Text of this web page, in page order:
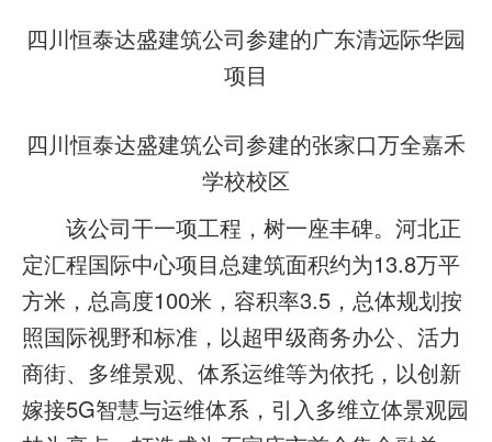
四川恒泰达盛建筑公司参建的广东清远际华园
项目
四川恒泰达盛建筑公司参建的张家口万全嘉禾
学校校区
该公司干一项工程，树一座丰碑。河北正
定汇程国际中心项目总建筑面积约为13.8万平
方米，总高度100米，容积率3.5，总体规划按
照国际视野和标准，以超甲级商务办公、活力
商街、多维景观、体系运维等为依托，以创新
嫁接5G智慧与运维体系，引入多维立体景观园